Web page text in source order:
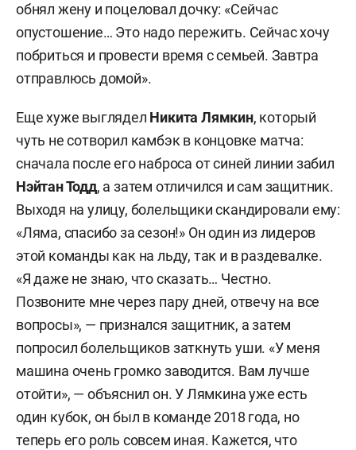
обнял жену и поцеловал дочку: «Сейчас
опустошение… Это надо пережить. Сейчас хочу
побриться и провести время с семьей. Завтра
отправлюсь домой».
Еще хуже выглядел Никита Лямкин, который
чуть не сотворил камбэк в концовке матча:
сначала после его наброса от синей линии забил
Нэйтан Тодд, а затем отличился и сам защитник.
Выходя на улицу, болельщики скандировали ему:
«Ляма, спасибо за сезон!» Он один из лидеров
этой команды как на льду, так и в раздевалке.
«Я даже не знаю, что сказать… Честно.
Позвоните мне через пару дней, отвечу на все
вопросы», — признался защитник, а затем
попросил болельщиков заткнуть уши. «У меня
машина очень громко заводится. Вам лучше
отойти», — объяснил он. У Лямкина уже есть
один кубок, он был в команде 2018 года, но
теперь его роль совсем иная. Кажется, что